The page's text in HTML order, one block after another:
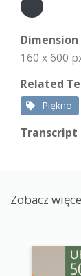
Dimension
160 x 600
Related
Piękno
Transcript
Zobacz